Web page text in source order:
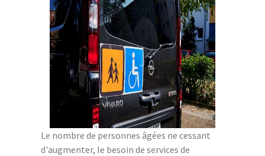
Le nombre de personnes âgées ne cessant
d'augmenter, le besoin de services de